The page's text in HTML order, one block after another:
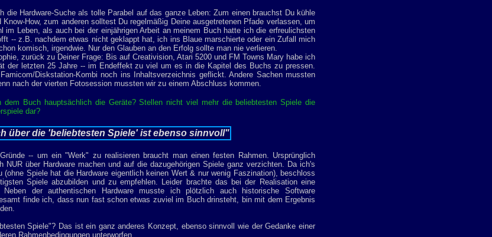
die Hardware-Suche als tolle Parabel auf das ganze Leben: Zum einen brauchst Du kühle
Know-How, zum anderen solltest Du regelmäßig Deine ausgetretenen Pfade verlassen, um
im Leben, als auch bei der einjährigen Arbeit an meinem Buch hatte ich die erfreulichsten
-- z.B. nachdem etwas nicht geklappt hat, ich ins Blaue marschierte oder ein Zufall mich
komisch, irgendwie. Nur den Glauben an den Erfolg sollte man nie verlieren.
zurück zu Deiner Frage: Bis auf Creativision, Atari 5200 und FM Towns Mary habe ich
der letzten 25 Jahre -- im Endeffekt zu viel um es in die Kapitel des Buchs zu pressen.
Diskstation-Kombi noch ins Inhaltsverzeichnis geflickt. Andere Sachen mussten
nach der vierten Fotosession mussten wir zu einem Abschluss kommen.
dem Buch hauptsächlich die Geräte? Stellen nicht viel mehr die beliebtesten Spiele die
dar?
über die 'beliebtesten Spiele' ist ebenso sinnvoll"
-- um ein "Werk" zu realisieren braucht man einen festen Rahmen. Ursprünglich
NUR über Hardware machen und auf die dazugehörigen Spiele ganz verzichten. Da ich's
(ohne Spiele hat die Hardware eigentlich keinen Wert & nur wenig Faszination), beschloss
Spiele abzubilden und zu empfehlen. Leider brachte das bei der Realisation eine
Neben der authentischen Hardware musste ich plötzlich auch historische Software
finde ich, dass nun fast schon etwas zuviel im Buch drinsteht, bin mit dem Ergebnis
Spiele"? Das ist ein ganz anderes Konzept, ebenso sinnvoll wie der Gedanke einer
Rahmenbedingungen unterworfen.